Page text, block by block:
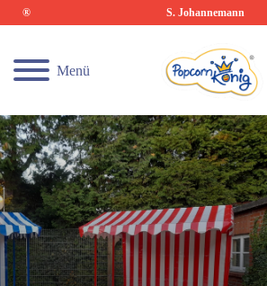
® S. Johannemann
Menü